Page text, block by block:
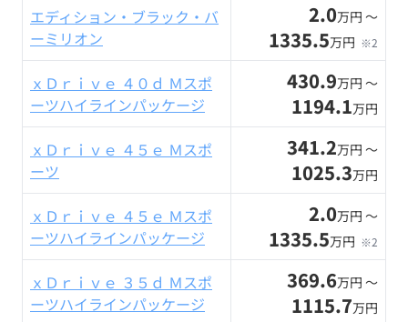
エディション・ブラック・バ
ーミリオン
2.0万円 〜
1335.5万円 ※2
ｘＤｒｉｖｅ ４０ｄ Ｍスポ
ーツハイラインパッケージ
430.9万円 〜
1194.1万円
ｘＤｒｉｖｅ ４５ｅ Ｍスポ
ーツ
341.2万円 〜
1025.3万円
ｘＤｒｉｖｅ ４５ｅ Ｍスポ
ーツハイラインパッケージ
2.0万円 〜
1335.5万円 ※2
ｘＤｒｉｖｅ ３５ｄ Ｍスポ
ーツハイラインパッケージ
369.6万円 〜
1115.7万円